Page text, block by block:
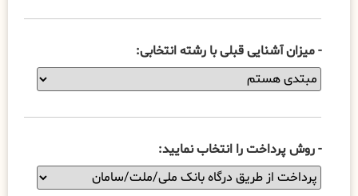
- میزان آشنایی قبلی با رشته انتخابی:
- روش پرداخت را انتخاب نمایید: